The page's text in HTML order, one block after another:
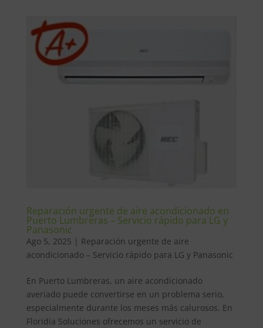
Reparación urgente de aire acondicionado en
Puerto Lumbreras – Servicio rápido para LG y
Panasonic
Ago 5, 2025 | Reparación urgente de aire
acondicionado – Servicio rápido para LG y Panasonic
En Puerto Lumbreras, un aire acondicionado
averiado puede convertirse en un problema serio,
especialmente durante los meses más calurosos. En
Floridia Soluciones ofrecemos un servicio de